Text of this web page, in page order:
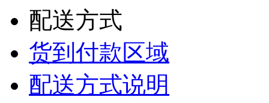
配送方式
货到付款区域
配送方式说明